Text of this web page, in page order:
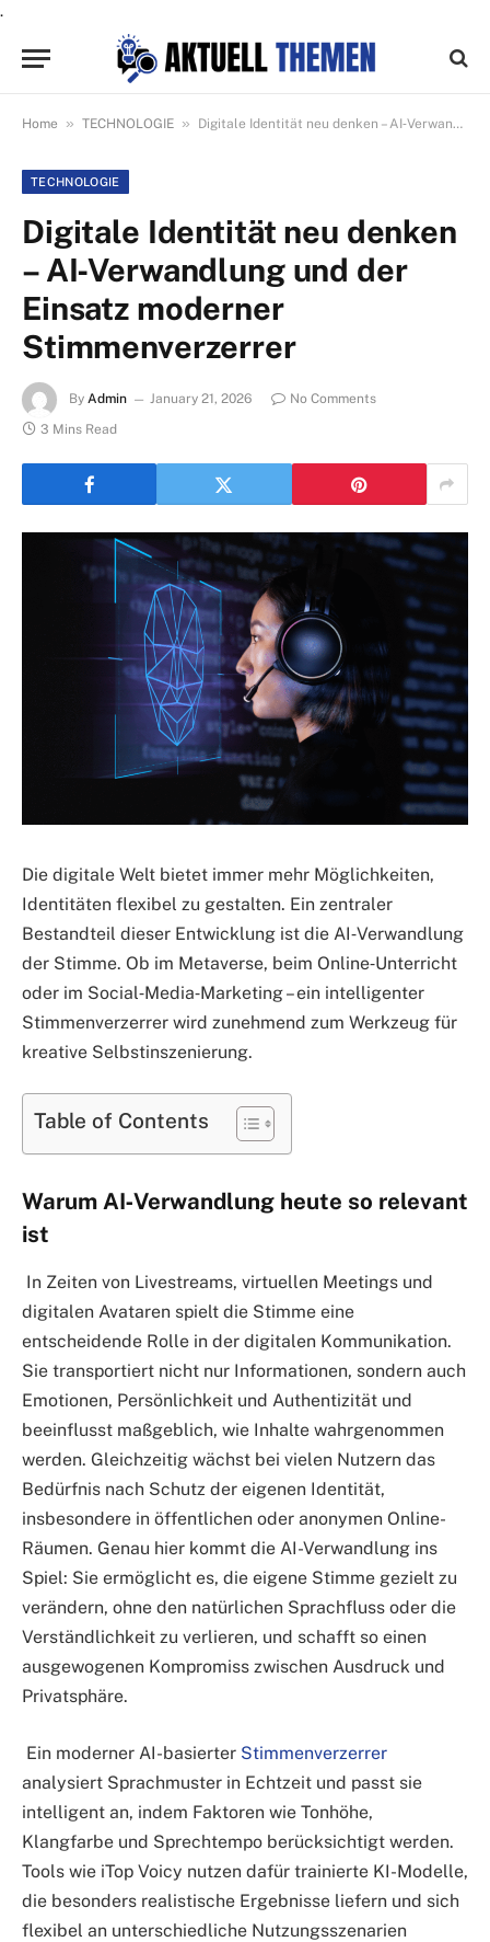
.
Home » TECHNOLOGIE » Digitale Identität neu denken – AI‑Verwandlung und der Einsatz moderner Stimmenverzerrer
TECHNOLOGIE
Digitale Identität neu denken
– AI‑Verwandlung und der
Einsatz moderner
Stimmenverzerrer
By Admin January 21, 2026
No Comments
3 Mins Read
Die digitale Welt bietet immer mehr Möglichkeiten,
Identitäten flexibel zu gestalten. Ein zentraler
Bestandteil dieser Entwicklung ist die AI‑Verwandlung
der Stimme. Ob im Metaverse, beim Online‑Unterricht
oder im Social‑Media‑Marketing – ein intelligenter
Stimmenverzerrer wird zunehmend zum Werkzeug für
kreative Selbstinszenierung.
Table of Contents
Warum AI‑Verwandlung heute so relevant
ist
In Zeiten von Livestreams, virtuellen Meetings und
digitalen Avataren spielt die Stimme eine
entscheidende Rolle in der digitalen Kommunikation.
Sie transportiert nicht nur Informationen, sondern auch
Emotionen, Persönlichkeit und Authentizität und
beeinflusst maßgeblich, wie Inhalte wahrgenommen
werden. Gleichzeitig wächst bei vielen Nutzern das
Bedürfnis nach Schutz der eigenen Identität,
insbesondere in öffentlichen oder anonymen Online-
Räumen. Genau hier kommt die AI-Verwandlung ins
Spiel: Sie ermöglicht es, die eigene Stimme gezielt zu
verändern, ohne den natürlichen Sprachfluss oder die
Verständlichkeit zu verlieren, und schafft so einen
ausgewogenen Kompromiss zwischen Ausdruck und
Privatsphäre.
Ein moderner AI-basierter Stimmenverzerrer
analysiert Sprachmuster in Echtzeit und passt sie
intelligent an, indem Faktoren wie Tonhöhe,
Klangfarbe und Sprechtempo berücksichtigt werden.
Tools wie iTop Voicy nutzen dafür trainierte KI-Modelle,
die besonders realistische Ergebnisse liefern und sich
flexibel an unterschiedliche Nutzungsszenarien